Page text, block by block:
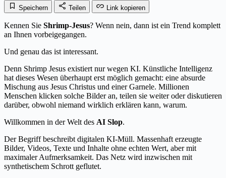
Speichern Teilen Link kopieren
Kennen Sie Shrimp-Jesus? Wenn nein, dann ist ein Trend komplett
an Ihnen vorbeigegangen.
Und genau das ist interessant.
Denn Shrimp Jesus existiert nur wegen KI. Künstliche Intelligenz
hat dieses Wesen überhaupt erst möglich gemacht: eine absurde
Mischung aus Jesus Christus und einer Garnele. Millionen
Menschen klicken solche Bilder an, teilen sie weiter oder diskutieren
darüber, obwohl niemand wirklich erklären kann, warum.
Willkommen in der Welt des AI Slop.
Der Begriff beschreibt digitalen KI-Müll. Massenhaft erzeugte
Bilder, Videos, Texte und Inhalte ohne echten Wert, aber mit
maximaler Aufmerksamkeit. Das Netz wird inzwischen mit
synthetischem Schrott geflutet.